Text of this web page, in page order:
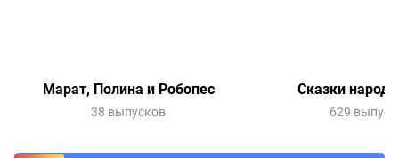
Марат, Полина и Робопес
38 выпусков
Сказки
629